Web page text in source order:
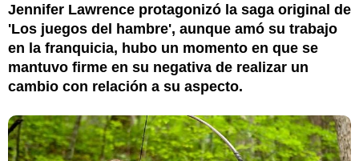
Jennifer Lawrence protagonizó la saga original de
'Los juegos del hambre', aunque amó su trabajo
en la franquicia, hubo un momento en que se
mantuvo firme en su negativa de realizar un
cambio con relación a su aspecto.